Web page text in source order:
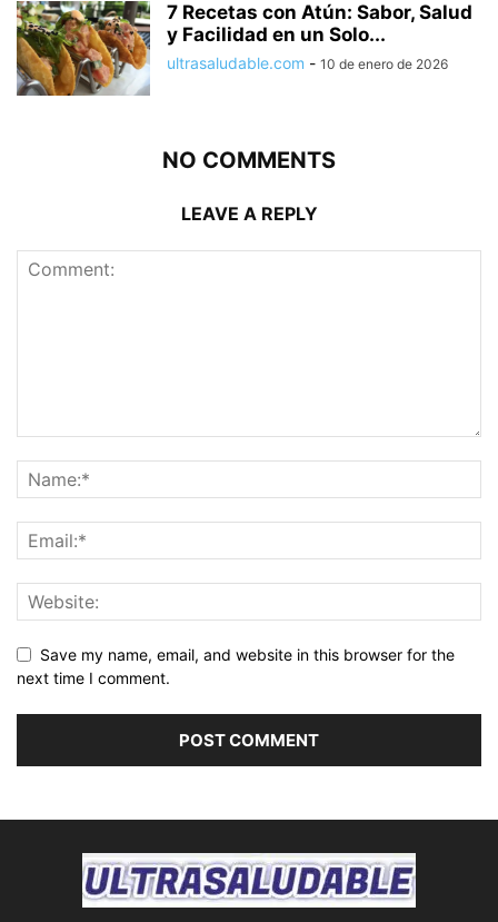
7 Recetas con Atún: Sabor, Salud
y Facilidad en un Solo...
ultrasaludable.com - 10 de enero de 2026
NO COMMENTS
LEAVE A REPLY
Save my name, email, and website in this browser for the
next time I comment.